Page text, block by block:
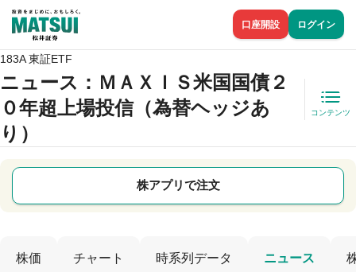
口座開設 ログイン
183A 東証ETF
ニュース ：ＭＡＸＩＳ米国国債２
０年超上場投信（為替ヘッジあ
り）
コンテンツ
株アプリで注文
株価 チャート 時系列データ ニュース